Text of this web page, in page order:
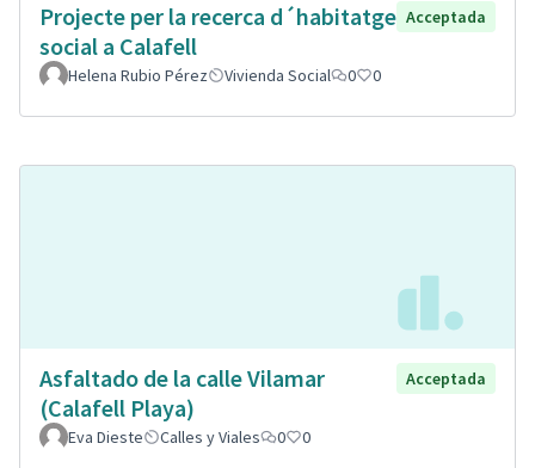
Projecte per la recerca d´habitatge
social a Calafell
Acceptada
Helena Rubio Pérez Vivienda Social 0 0
Asfaltado de la calle Vilamar
(Calafell Playa)
Acceptada
Eva Dieste Calles y Viales 0 0